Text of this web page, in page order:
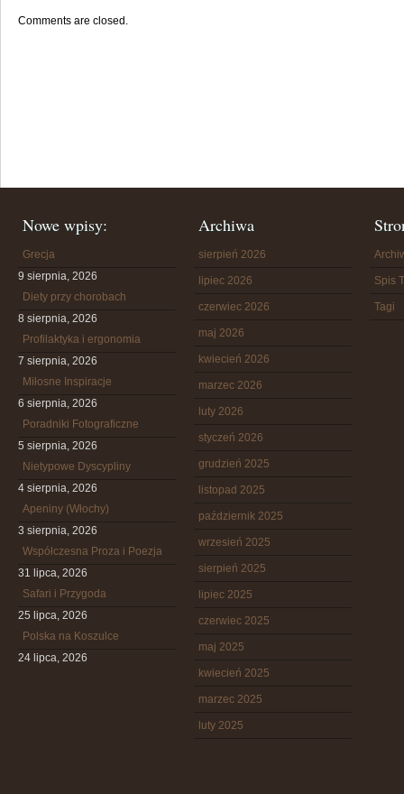
Comments are closed.
Nowe wpisy:
Grecja
9 sierpnia, 2026
Diety przy chorobach
8 sierpnia, 2026
Profilaktyka i ergonomia
7 sierpnia, 2026
Miłosne Inspiracje
6 sierpnia, 2026
Poradniki Fotograficzne
5 sierpnia, 2026
Nietypowe Dyscypliny
4 sierpnia, 2026
Apeniny (Włochy)
3 sierpnia, 2026
Współczesna Proza i Poezja
31 lipca, 2026
Safari i Przygoda
25 lipca, 2026
Polska na Koszulce
24 lipca, 2026
Archiwa
sierpień 2026
lipiec 2026
czerwiec 2026
maj 2026
kwiecień 2026
marzec 2026
luty 2026
styczeń 2026
grudzień 2025
listopad 2025
październik 2025
wrzesień 2025
sierpień 2025
lipiec 2025
czerwiec 2025
maj 2025
kwiecień 2025
marzec 2025
luty 2025
Spis
Tagi